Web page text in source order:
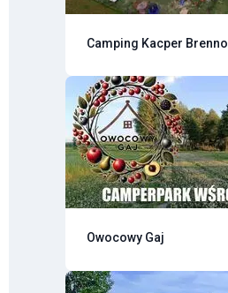
Camping Kacper Brenno
Owocowy Gaj